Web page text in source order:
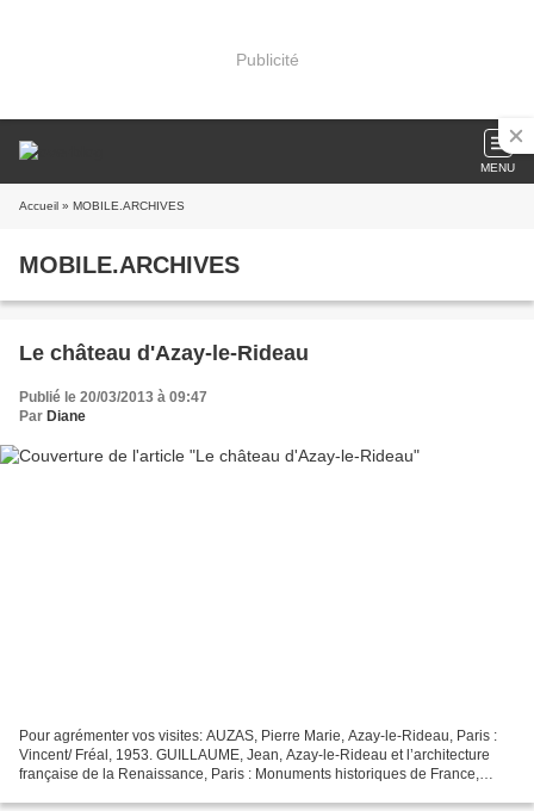
Publicité
MENU
Accueil » MOBILE.ARCHIVES
MOBILE.ARCHIVES
Le château d'Azay-le-Rideau
Publié le 20/03/2013 à 09:47
Par Diane
Pour agrémenter vos visites: AUZAS, Pierre Marie, Azay-le-Rideau, Paris :
Vincent/ Fréal, 1953. GUILLAUME, Jean, Azay-le-Rideau et l’architecture
française de la Renaissance, Paris : Monuments historiques de France,